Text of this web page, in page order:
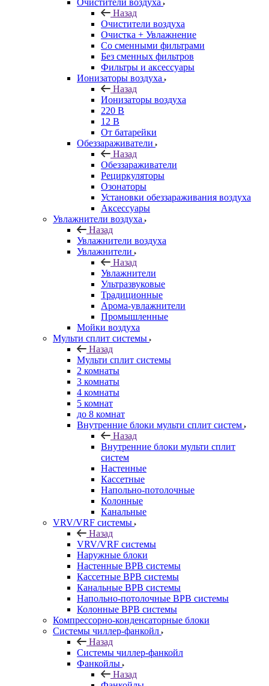
Очистители воздуха
Назад
Очистители воздуха
Очистка + Увлажнение
Cо сменными фильтрами
Без сменных фильтров
Фильтры и аксессуары
Ионизаторы воздуха
Назад
Ионизаторы воздуха
220 В
12 В
От батарейки
Обеззараживатели
Назад
Обеззараживатели
Рециркуляторы
Озонаторы
Установки обеззараживания воздуха
Аксессуары
Увлажнители воздуха
Назад
Увлажнители воздуха
Увлажнители
Назад
Увлажнители
Ультразвуковые
Традиционные
Арома-увлажнители
Промышленные
Мойки воздуха
Мульти сплит системы
Назад
Мульти сплит системы
2 комнаты
3 комнаты
4 комнаты
5 комнат
до 8 комнат
Внутренние блоки мульти сплит систем
Назад
Внутренние блоки мульти сплит
систем
Настенные
Кассетные
Напольно-потолочные
Колонные
Канальные
VRV/VRF системы
Назад
VRV/VRF системы
Наружные блоки
Настенные ВРВ системы
Кассетные ВРВ системы
Канальные ВРВ системы
Напольно-потолочные ВРВ системы
Колонные ВРВ системы
Компрессорно-конденсаторные блоки
Системы чиллер-фанкойл
Назад
Системы чиллер-фанкойл
Фанкойлы
Назад